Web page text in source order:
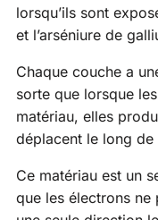
lorsqu’ils sont
et l’arséniure de
Chaque couche a
sorte que lorsque
matériau, elles
déplacent le long de
Ce matériau est un
que les électrons ne